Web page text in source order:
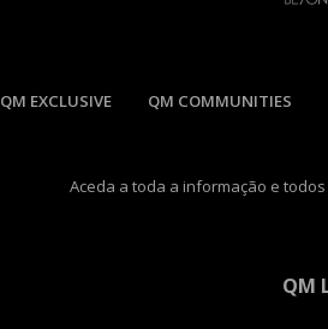
QM EXCLUSIVE QM COMMUNITIES
Aceda a toda a informação e todos
QM